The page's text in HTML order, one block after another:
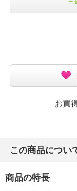
お買
この商品につい
商品の特長